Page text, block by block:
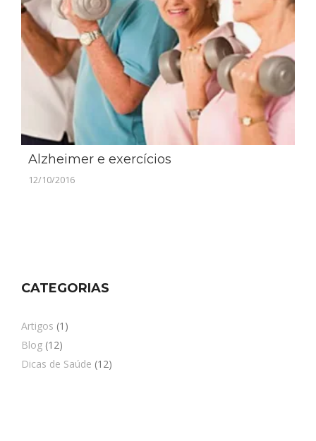
Alzheimer e exercícios
12/10/2016
CATEGORIAS
Artigos (1)
Blog (12)
Dicas de Saúde (12)